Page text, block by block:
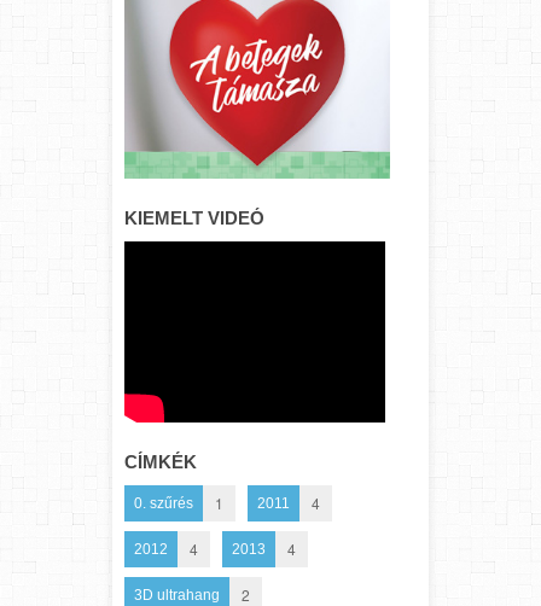
KIEMELT VIDEÓ
CÍMKÉK
0. szűrés 1 2011 4
2012 4 2013 4
3D ultrahang 2